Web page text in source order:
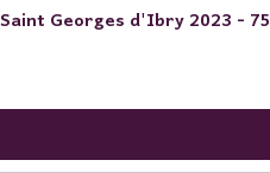
Georges d'Ibry 2023 - 75